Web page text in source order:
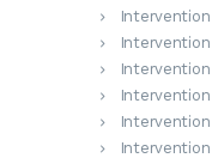
Intervention